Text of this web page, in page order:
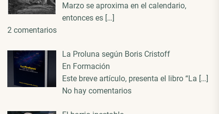
Marzo se aproxima en el calendario,
entonces es […]
2 comentarios
La Proluna según Boris Cristoff
En Formación
Este breve artículo, presenta el libro “La […]
No hay comentarios